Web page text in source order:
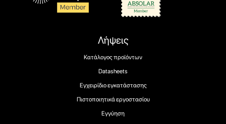
Λήψεις
Κατάλογος προϊόντων
Datasheets
Εγχειρίδιο εγκατάστασης
Πιστοποιητικά εργοστασίου
Εγγύηση